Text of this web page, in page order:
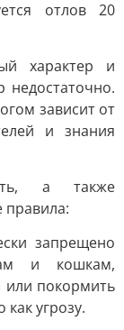
отлов 20
характер и
недостаточно.
зависит от
и знания
а также
запрещено
и кошкам,
или покормить
угрозу.